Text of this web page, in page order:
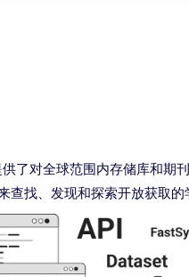
了对全球范围内存储库和期
找、发现和探索开放获取的